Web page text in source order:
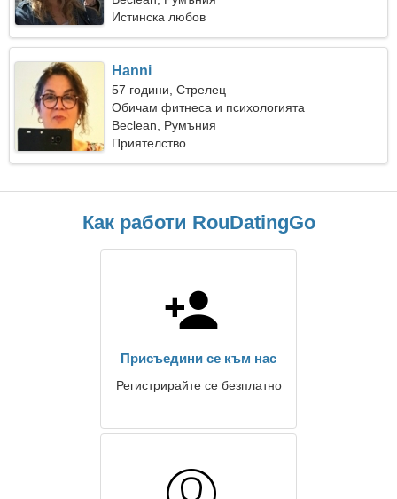
Истинска любов
Hanni
57 години, Стрелец
Обичам фитнеса и психологията
Beclean, Румъния
Приятелство
Как работи RouDatingGo
Присъедини се към нас
Регистрирайте се безплатно